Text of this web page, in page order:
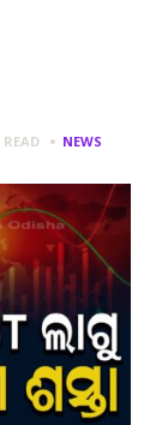
READ NEWS